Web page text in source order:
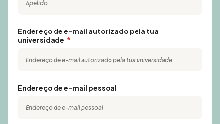
Endereço de e-mail autorizado pela tua
universidade
Endereço de e-mail pessoal